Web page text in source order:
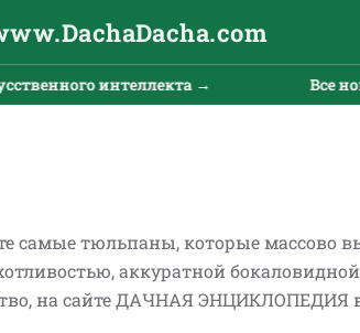
→ Все новости
самые тюльпаны, которые массово
аккуратной
на сайте ДАЧНАЯ ЭНЦИКЛОПЕДИЯ